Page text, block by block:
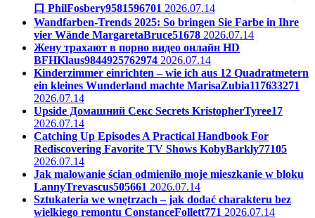
口 PhilFosbery9581596701 2026.07.14
Wandfarben-Trends 2025: So bringen Sie Farbe in Ihre
vier Wände MargaretaBruce51678 2026.07.14
Жену трахают в порно видео онлайн HD
BFHKlaus9844925762974 2026.07.14
Kinderzimmer einrichten – wie ich aus 12 Quadratmetern
ein kleines Wunderland machte MarisaZubia117633271
2026.07.14
Upside Домашний Секс Secrets KristopherTyree17
2026.07.14
Catching Up Episodes A Practical Handbook For
Rediscovering Favorite TV Shows KobyBarkly77105
2026.07.14
Jak malowanie ścian odmieniło moje mieszkanie w bloku
LannyTrevascus505661 2026.07.14
Sztukateria we wnętrzach – jak dodać charakteru bez
wielkiego remontu ConstanceFollett771 2026.07.14